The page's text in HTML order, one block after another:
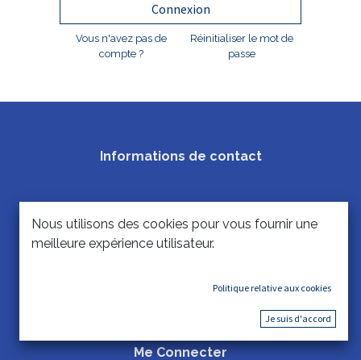
Connexion
Vous n'avez pas de
compte ?
Réinitialiser le mot de
passe
Informations de contact
Horaire
Mardi - Samedi : 10h - 18h
Me Connecter
Nous utilisons des cookies pour vous fournir une
meilleure expérience utilisateur.
Politique relative aux cookies
Je suis d'accord